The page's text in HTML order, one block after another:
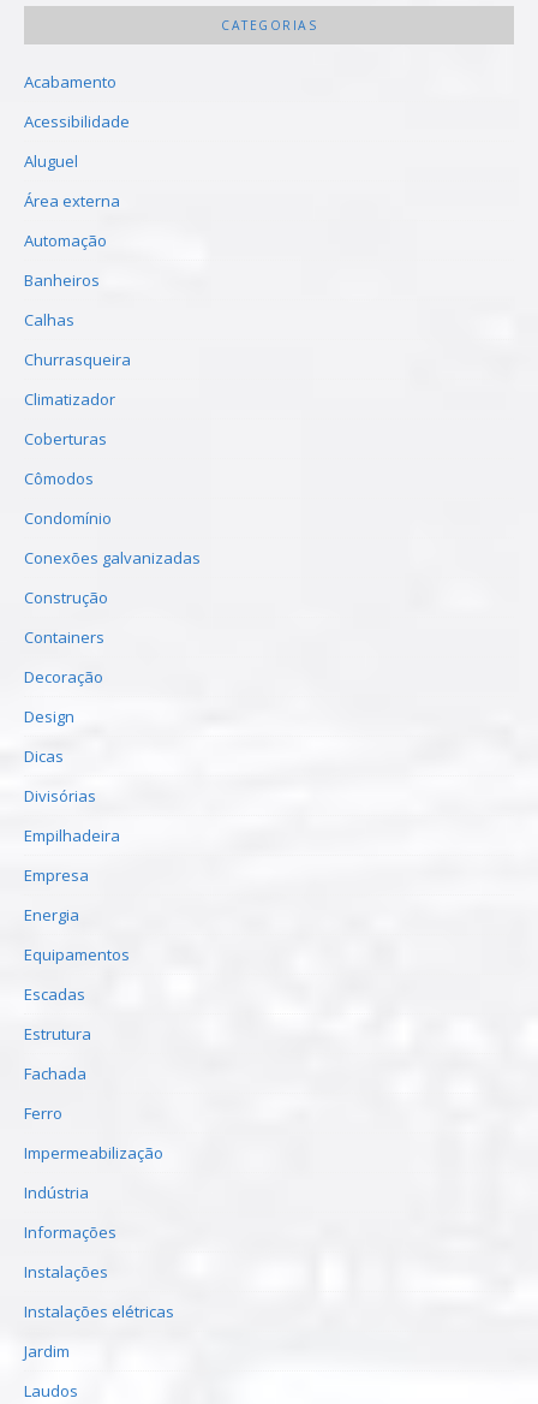
CATEGORIAS
Acabamento
Acessibilidade
Aluguel
Área externa
Automação
Banheiros
Calhas
Churrasqueira
Climatizador
Coberturas
Cômodos
Condomínio
Conexões galvanizadas
Construção
Containers
Decoração
Design
Dicas
Divisórias
Empilhadeira
Empresa
Energia
Equipamentos
Escadas
Estrutura
Fachada
Ferro
Impermeabilização
Indústria
Informações
Instalações
Instalações elétricas
Jardim
Laudos